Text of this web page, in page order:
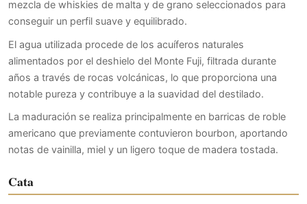
mezcla de whiskies de malta y de grano seleccionados para
conseguir un perfil suave y equilibrado.
El agua utilizada procede de los acuíferos naturales
alimentados por el deshielo del Monte Fuji, filtrada durante
años a través de rocas volcánicas, lo que proporciona una
notable pureza y contribuye a la suavidad del destilado.
La maduración se realiza principalmente en barricas de roble
americano que previamente contuvieron bourbon, aportando
notas de vainilla, miel y un ligero toque de madera tostada.
Cata